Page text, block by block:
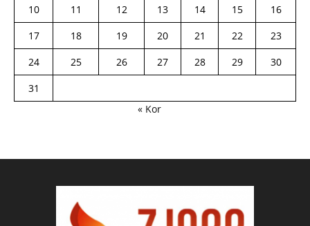
10
11 12 13 14 15
16
17
18 19 20 21 22
23
24
25 26 27 28 29
30
31
« Kor